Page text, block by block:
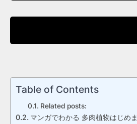
Table of Contents
Related posts:
マンガでわかる 多肉植物はじめ